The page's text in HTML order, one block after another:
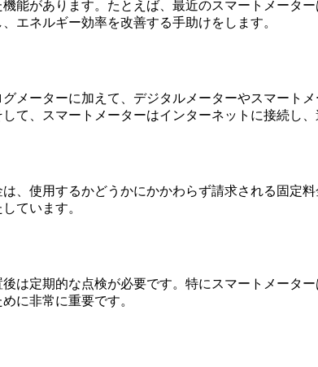
能があります。たとえば、最近のスマートメータ
エネルギー効率を改善する手助けをします。
メーターに加えて、デジタルメーターやスマート
て、スマートメーターはインターネットに接続し
、使用するかどうかにかかわらず請求される固定
ています。
は定期的な点検が必要です。特にスマートメータ
に非常に重要です。